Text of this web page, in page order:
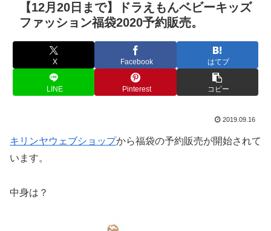
【12月20日まで】ドラえもんベビーキッズ
ファッション福袋2020予約販売。
X Facebook はてブ
LINE Pinterest コピー
2019.09.16
キリンヤウェブショップから福袋の予約販売が開始されて
います。
中身は？